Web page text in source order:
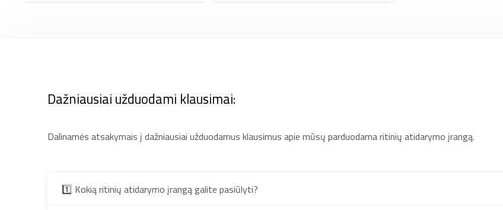
Dažniausiai užduodami klausimai:
Dalinamės atsakymais į dažniausiai užduodamus klausimus apie mūsų parduodama ritinių atidarymo įrangą.
1️⃣ Kokią ritinių atidarymo įrangą galite pasiūlyti?